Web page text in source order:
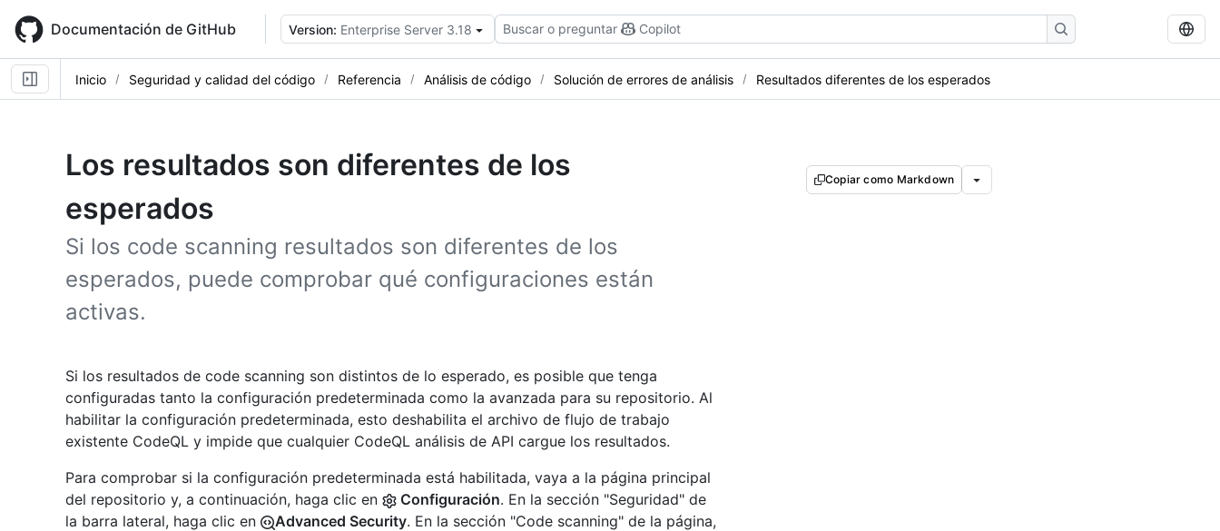
main
content
Documentación de GitHub Version: Enterprise Server 3.18 Buscar o preguntar Copilot
Inicio Seguridad y calidad del código Referencia Análisis de código Solución de errores de análisis Resultados diferentes de los esperados
Los resultados son diferentes de los
esperados
Si los code scanning resultados son diferentes de los
esperados, puede comprobar qué configuraciones están
activas.
Copiar como Markdown
Si los resultados de code scanning son distintos de lo esperado, es posible que tenga
configuradas tanto la configuración predeterminada como la avanzada para su repositorio. Al
habilitar la configuración predeterminada, esto deshabilita el archivo de flujo de trabajo
existente CodeQL y impide que cualquier CodeQL análisis de API cargue los resultados.
Para comprobar si la configuración predeterminada está habilitada, vaya a la página principal
del repositorio y, a continuación, haga clic en
Configuración. En la sección "Seguridad" de
la barra lateral, haga clic en
Advanced Security. En la sección "Code scanning" de la página,